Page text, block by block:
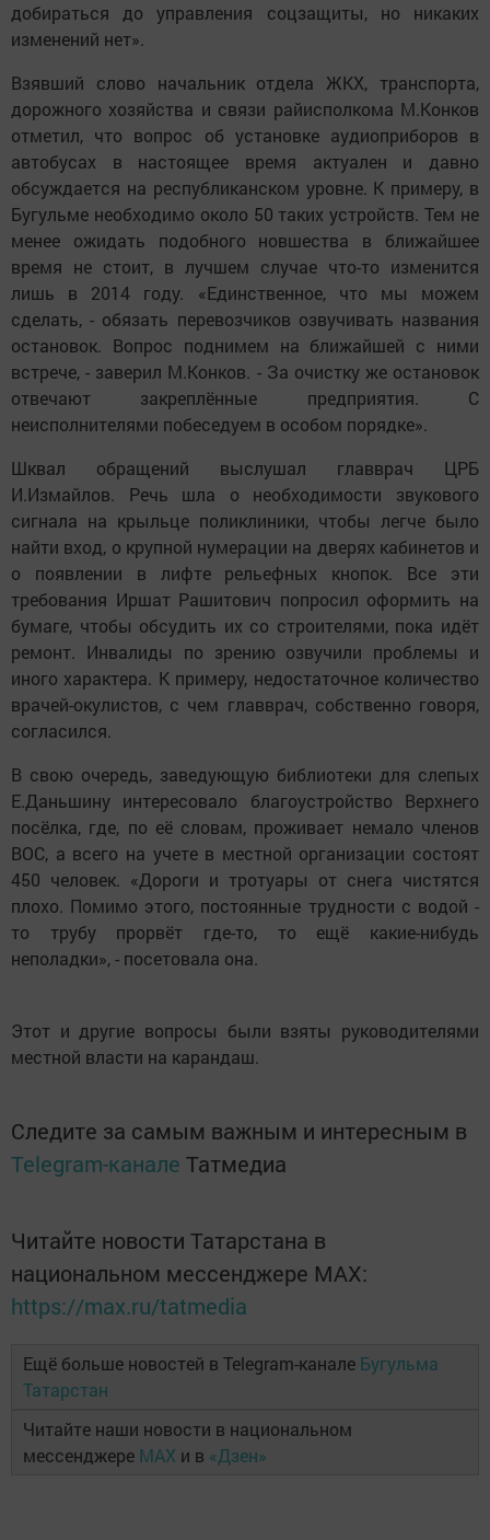
добираться до управления соцзащиты, но никаких
изменений нет».
Взявший слово начальник отдела ЖКХ, транспорта,
дорожного хозяйства и связи райисполкома М.Конков
отметил, что вопрос об установке аудиоприборов в
автобусах в настоящее время актуален и давно
обсуждается на республиканском уровне. К примеру, в
Бугульме необходимо около 50 таких устройств. Тем не
менее ожидать подобного новшества в ближайшее
время не стоит, в лучшем случае что-то изменится
лишь в 2014 году. «Единственное, что мы можем
сделать, - обязать перевозчиков озвучивать названия
остановок. Вопрос поднимем на ближайшей с ними
встрече, - заверил М.Конков. - За очистку же остановок
отвечают закреплённые предприятия. С
неисполнителями побеседуем в особом порядке».
Шквал обращений выслушал главврач ЦРБ
И.Измайлов. Речь шла о необходимости звукового
сигнала на крыльце поликлиники, чтобы легче было
найти вход, о крупной нумерации на дверях кабинетов и
о появлении в лифте рельефных кнопок. Все эти
требования Иршат Рашитович попросил оформить на
бумаге, чтобы обсудить их со строителями, пока идёт
ремонт. Инвалиды по зрению озвучили проблемы и
иного характера. К примеру, недостаточное количество
врачей-окулистов, с чем главврач, собственно говоря,
согласился.
В свою очередь, заведующую библиотеки для слепых
Е.Даньшину интересовало благоустройство Верхнего
посёлка, где, по её словам, проживает немало членов
ВОС, а всего на учете в местной организации состоят
450 человек. «Дороги и тротуары от снега чистятся
плохо. Помимо этого, постоянные трудности с водой -
то трубу прорвёт где-то, то ещё какие-нибудь
неполадки», - посетовала она.
Этот и другие вопросы были взяты руководителями
местной власти на карандаш.
Следите за самым важным и интересным в
Telegram-канале Татмедиа
Читайте новости Татарстана в
национальном мессенджере MАХ:
https://max.ru/tatmedia
Ещё больше новостей в Telegram-канале Бугульма
Татарстан
Читайте наши новости в национальном
мессенджере MAX и в «Дзен»